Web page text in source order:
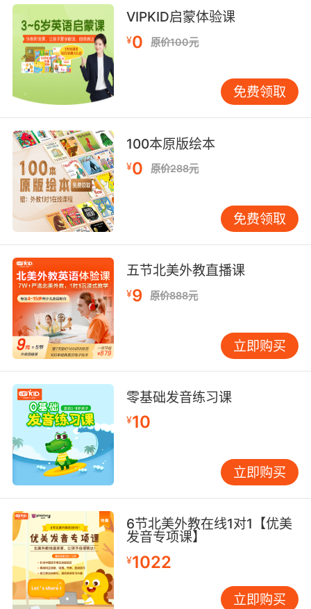
VIPKID外教原创读物
本系列读物全部由VIPKID北美外教原创，144本海量
读物，3大惊喜亮点，给宝贝们更优质的阅读，
开看↓↓↓
亮点1
VIPKID外教原创自编
自绘插图，独一无二
外教原创系列读物的作者和插画师都是来自VIPKID的
外教老师。
VIPKID启蒙体验课
¥0 原价100元
免费领取
100本原版绘本
¥0 原价288元
免费领取
五节北美外教直播课
¥9 原价888元
立即购买
零基础发音练习课
¥10
立即购买
6节北美外教在线1对1【优美
发音专项课】
¥1022
立即购买